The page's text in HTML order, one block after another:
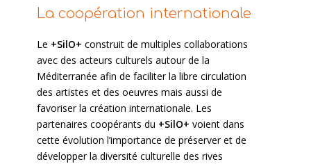
La coopération internationale
Le +SilO+ construit de multiples collaborations
avec des acteurs culturels autour de la
Méditerranée afin de faciliter la libre circulation
des artistes et des oeuvres mais aussi de
favoriser la création internationale. Les
partenaires coopérants du +SilO+ voient dans
cette évolution l’importance de préserver et de
développer la diversité culturelle des rives